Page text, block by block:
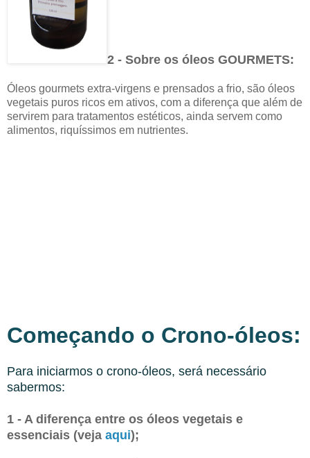
2 - Sobre os óleos GOURMETS:
Óleos gourmets extra-virgens e prensados a frio, são óleos
vegetais puros ricos em ativos, com a diferença que além de
servirem para tratamentos estéticos, ainda servem como
alimentos, riquíssimos em nutrientes.
Começando o Crono-óleos:
Para iniciarmos o crono-óleos, será necessário
sabermos:
1 - A diferença entre os óleos vegetais e
essenciais (veja aqui);